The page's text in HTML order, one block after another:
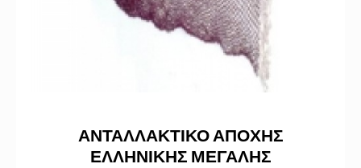
ΑΝΤΑΛΛΑΚΤΙΚΟ ΑΠΟΧΗΣ
ΕΛΛΗΝΙΚΗΣ ΜΕΓΑΛΗΣ